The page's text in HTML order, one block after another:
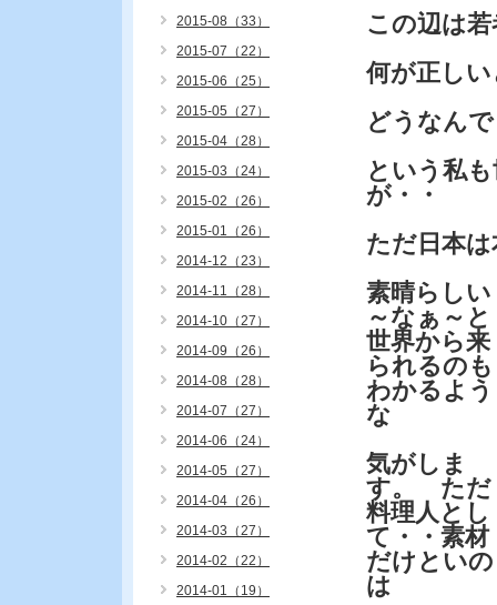
この辺は
何が正し
どうなん
という私
が・・
ただ日本
素晴らしい
～なぁ～と
世界から来
られるのも
わかるよう
な
気がしま
す。 ただ
料理人とし
て・・素材
だけといの
は
2015-08（33）
2015-07（22）
2015-06（25）
2015-05（27）
2015-04（28）
2015-03（24）
2015-02（26）
2015-01（26）
2014-12（23）
2014-11（28）
2014-10（27）
2014-09（26）
2014-08（28）
2014-07（27）
2014-06（24）
2014-05（27）
2014-04（26）
2014-03（27）
2014-02（22）
2014-01（19）